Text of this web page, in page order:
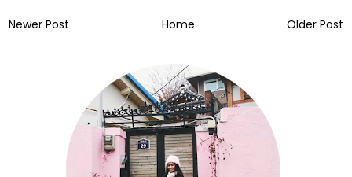
Newer Post Home Older Post